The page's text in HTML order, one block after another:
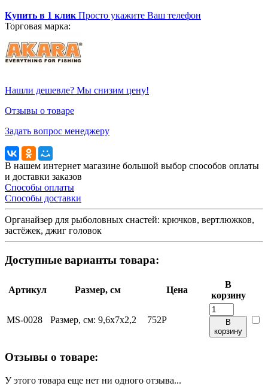
Купить в 1 клик Просто укажите Ваш телефон
Торговая марка:
Нашли дешевле? Мы снизим цену!
Отзывы о товаре
Задать вопрос менеджеру
В нашем интернет магазине большой выбор способов оплаты
и доставки заказов
Способы оплаты
Способы доставки
Органайзер для рыболовных снастей: крючков, вертлюжков,
застёжек, джиг головок
Доступные варианты товара:
Артикул Размер, см Цена
В
корзину
MS-0028 Размер, см: 9,6х7х2,2 752Р
В
корзину
Отзывы о товаре:
У этого товара еще нет ни одного отзыва...